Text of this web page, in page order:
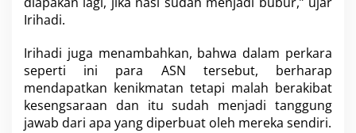
Irihadi.
Irihadi juga menambahkan, bahwa dalam perkara
seperti ini para ASN tersebut, berharap
mendapatkan kenikmatan tetapi malah berakibat
kesengsaraan dan itu sudah menjadi tanggung
jawab dari apa yang diperbuat oleh mereka sendiri.